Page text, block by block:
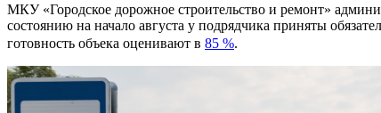
МКУ «Городское дорожное строительство и ремонт»
состоянию на начало августа у подрядчика приняты
готовность объека оценивают в 85 %.